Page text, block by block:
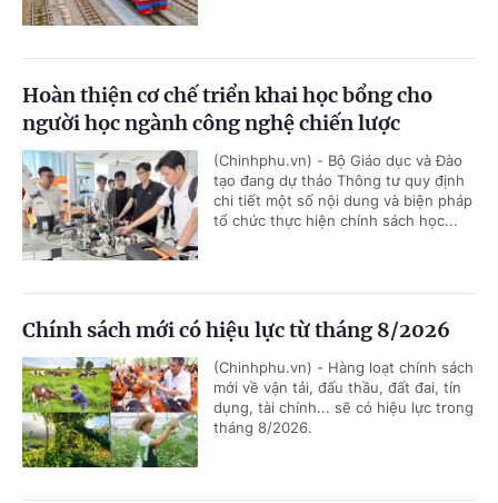
Hoàn thiện cơ chế triển khai học bổng cho
người học ngành công nghệ chiến lược
(Chinhphu.vn) - Bộ Giáo dục và Đào
tạo đang dự thảo Thông tư quy định
chi tiết một số nội dung và biện pháp
tổ chức thực hiện chính sách học...
Chính sách mới có hiệu lực từ tháng 8/2026
(Chinhphu.vn) - Hàng loạt chính sách
mới về vận tải, đấu thầu, đất đai, tín
dụng, tài chính... sẽ có hiệu lực trong
tháng 8/2026.